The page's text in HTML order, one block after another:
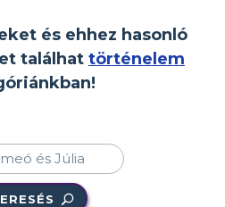
és ehhez hasonló
találhat történelem